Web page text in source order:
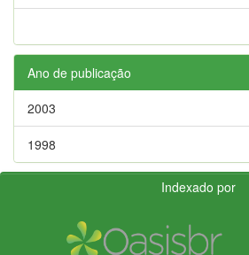
Ano de publicação
2003
1998
Indexado por